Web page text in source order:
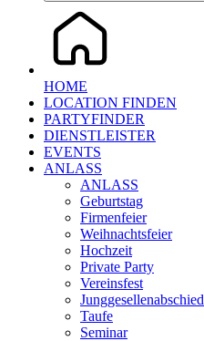
HOME
LOCATION FINDEN
PARTYFINDER
DIENSTLEISTER
EVENTS
ANLASS
ANLASS
Geburtstag
Firmenfeier
Weihnachtsfeier
Hochzeit
Private Party
Vereinsfest
Junggesellenabschied
Taufe
Seminar